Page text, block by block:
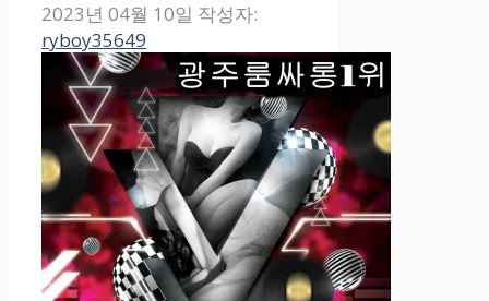
2023년 04월 10일 작성자:
ryboy35649